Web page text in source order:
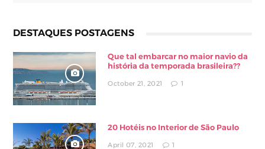
DESTAQUES POSTAGENS
Que tal embarcar no maior navio da
história da temporada brasileira??
October 21, 2021 1
20 Hotéis no Interior de São Paulo
April 07, 2021 1